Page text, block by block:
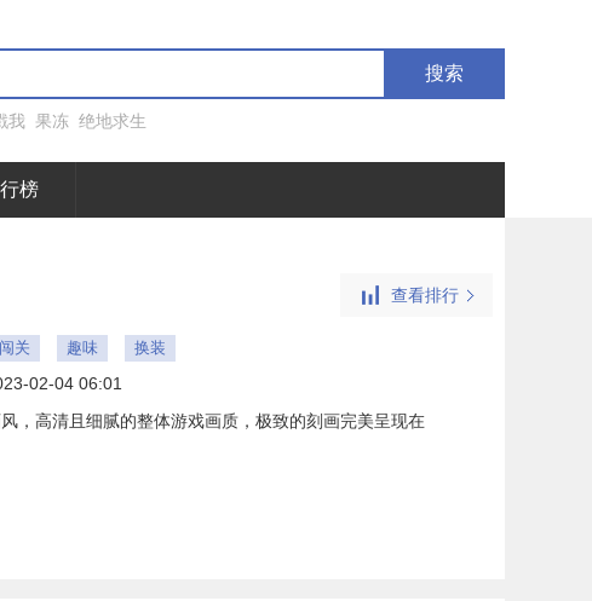
搜索
我 果冻 绝地求生
榜
闯关 趣味 换装
02-04 06:01
，高清且细腻的整体游戏画质，极致的刻画完美呈现在
查看排行